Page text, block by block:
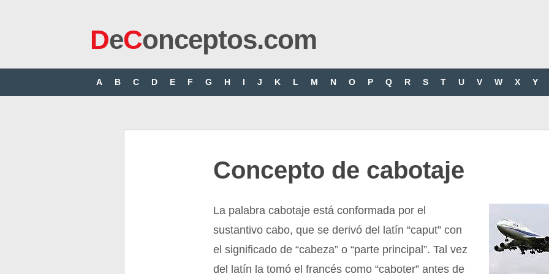
DeConceptos.com
A B C D E F G H I J K L M N O P Q R S T U V W X Y
Concepto de cabotaje
La palabra cabotaje está conformada por el
sustantivo cabo, que se derivó del latín “caput” con
el significado de “cabeza” o “parte principal”. Tal vez
del latín la tomó el francés como “caboter” antes de